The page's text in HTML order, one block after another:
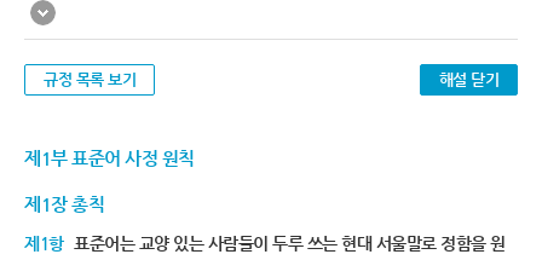
규정 목록 보기 해설 닫기
제1부 표준어 사정 원칙
제1장 총칙
제1항 표준어는 교양 있는 사람들이 두루 쓰는 현대 서울말로 정함을 원